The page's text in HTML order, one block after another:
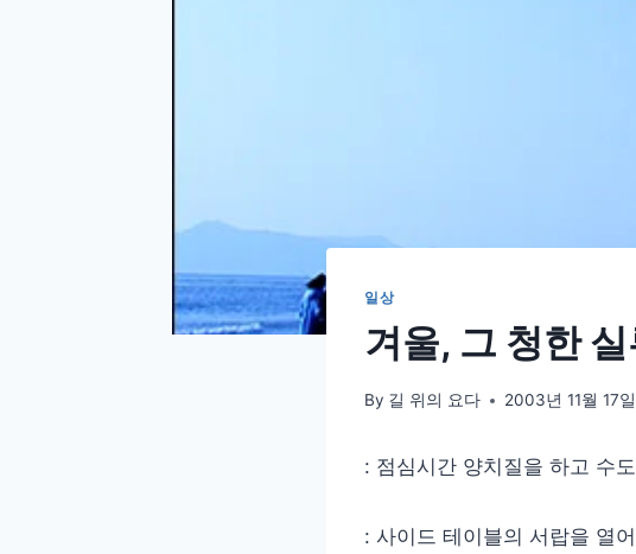
일상
겨울, 그 청한
By 길 위의 요다 2003년 11월 17일
: 점심시간 양치질을 하고 수
: 사이드 테이블의 서랍을 열